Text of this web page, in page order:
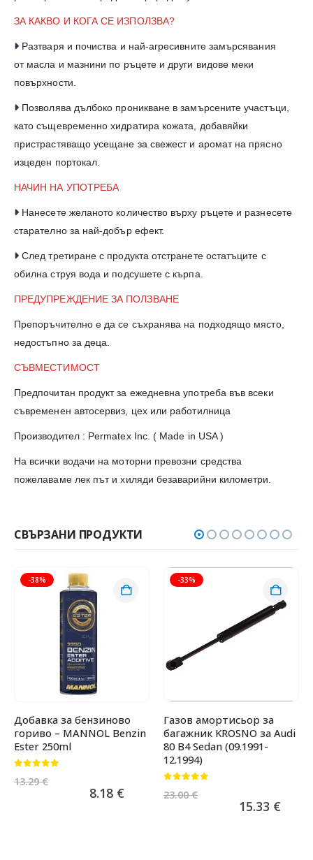
ЗА КАКВО И КОГА СЕ ИЗПОЛЗВА?
Разтваря и почиства и най-агресивните замърсявания
от масла и мазнини по ръцете и други видове меки
повърхности.
Позволява дълбоко проникване в замърсените участъци,
като същевременно хидратира кожата, добавяйки
пристрастяващо усещане за свежест и аромат на прясно
изцеден портокал.
НАЧИН НА УПОТРЕБА
Нанесете желаното количество върху ръцете и разнесете
старателно за най-добър ефект.
След третиране с продукта отстранете остатъците с
обилна струя вода и подсушете с кърпа.
ПРЕДУПРЕЖДЕНИЕ ЗА ПОЛЗВАНЕ
Препоръчително е да се съхранява на подходящо място,
недостъпно за деца.
СЪВМЕСТИМОСТ
Предпочитан продукт за ежедневна употреба във всеки
съвременен автосервиз, цех или работилница
Производител : Permatex Inc. ( Made in USA )
На всички водачи на моторни превозни средства
пожелаваме лек път и хиляди безаварийни километри.
СВЪРЗАНИ ПРОДУКТИ
-38%
Добавка за бензиново
гориво – MANNOL Benzin
Ester 250ml
13.29€
8.18 €
-33%
Газов амортисьор за
багажник KROSNO за Audi
80 B4 Sedan (09.1991-
12.1994)
23.00€
15.33 €